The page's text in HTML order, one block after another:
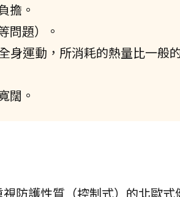
擔。
問題）。
運動，所消耗的熱量比一般
闊。
防護性質（控制式）的北歐式